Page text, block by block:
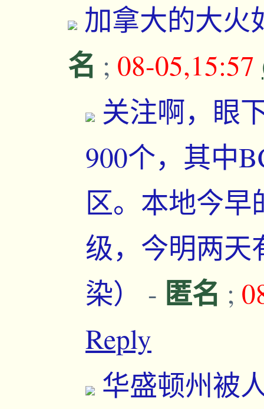
加拿大的大
名 ; 08-05,15:57
关注啊，眼
900个，其中
区。本地今早
级，今明两天
染） - 匿名 ;
Reply
华盛顿州被